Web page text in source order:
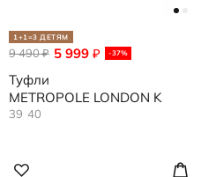
1+1=3 ДЕТЯМ
5 999 ₽ -37%
9 490₽
Туфли
METROPOLE LONDON K
39 40